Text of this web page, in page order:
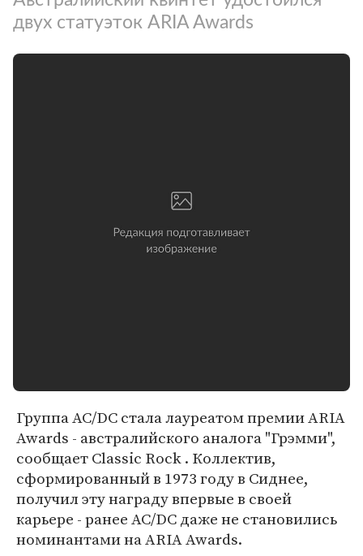
двух статуэток ARIA Awards
Группа AC/DC стала лауреатом премии ARIA
Awards - австралийского аналога "Грэмми",
сообщает Classic Rock . Коллектив,
сформированный в 1973 году в Сиднее,
получил эту награду впервые в своей
карьере - ранее AC/DC даже не становились
номинантами на ARIA Awards.